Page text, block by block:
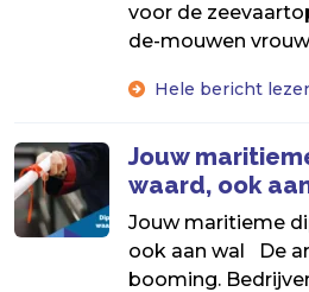
voor de
de-mouwen
Hele bericht
Jouw
waard, ook
Jouw maritieme
ook aan wal De
booming.